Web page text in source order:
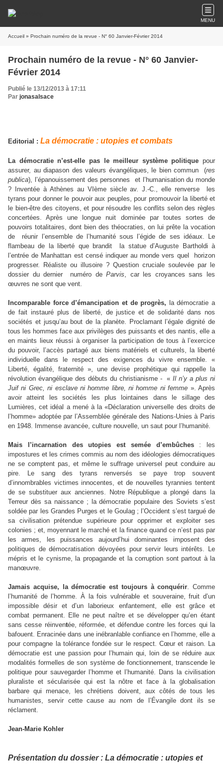
MENU
Accueil » Prochain numéro de la revue - N° 60 Janvier-Février 2014
Prochain numéro de la revue - N° 60 Janvier-
Février 2014
Publié le 13/12/2013 à 17:11
Par jonasalsace
Editorial : La démocratie : utopies et combats
La démocratie n’est-elle pas le meilleur système politique pour
assurer, au diapason des valeurs évangéliques, le bien commun
(res
publica), l’épanouissement des personnes
et l’humanisation du monde
? Inventée à Athènes au VIème siècle av. J.-C., elle renverse
les
tyrans pour donner le pouvoir aux peuples, pour promouvoir la liberté et
le bien-être des citoyens, et pour résoudre les conflits selon des règles
concertées. Après une longue nuit dominée par toutes sortes de
pouvoirs totalitaires, dont bien des théocraties, on lui prête la vocation
de
réunir l’ensemble de l’humanité sous l’égide de ses idéaux. Le
flambeau de la liberté que brandit
la statue d’Auguste Bartholdi à
l’entrée de Manhattan est censé indiquer au monde vers quel
horizon
progresser. Réaliste ou illusoire ? Question cruciale soulevée par le
dossier du dernier
numéro deParvis, car les croyances sans les
œuvres ne sont que vent.
Incomparable force d’émancipation et de progrès,
la démocratie a
de fait instauré plus de liberté, de justice et de solidarité dans nos
sociétés et jusqu’au bout de la planète. Proclamant l’égale dignité de
tous les hommes face aux privilèges des puissants et des nantis, elle a
en maints lieux réussi à organiser la participation de tous à l’exercice
du pouvoir, l’accès partagé aux biens matériels et culturels, la liberté
individuelle dans le respect des exigences du vivre ensemble. «
Liberté, égalité, fraternité », une devise prophétique qui rappelle la
révolution évangélique des débuts du christianisme -
«Il n’y a plus ni
Juif ni Grec, ni esclave ni homme libre, ni homme ni femme ». Après
avoir atteint les sociétés les plus lointaines dans le sillage des
Lumières, cet idéal a mené à la «Déclaration universelle des droits de
l’homme» adoptée par l’Assemblée générale des Nations-Unies à Paris
en 1948. Immense avancée, culture nouvelle, un saut pour l’humanité.
Mais l’incarnation des utopies est semée d’embûches
: les
impostures et les crimes commis au nom des idéologies démocratiques
ne se comptent pas, et même le suffrage universel peut conduire au
pire. Le sang des tyrans renversés se paye trop souvent
d’innombrables victimes innocentes, et de nouvelles tyrannies tentent
de se substituer aux anciennes. Notre République a plongé dans la
Terreur dès sa naissance ; la démocratie populaire des Soviets s’est
soldée par les Grandes Purges et le Goulag ; l’Occident s’est targué de
sa civilisation prétendue supérieure pour opprimer et exploiter ses
colonies ; et, moyennant le marché et la finance quand ce n’est pas par
les armes, les puissances aujourd’hui dominantes imposent des
politiques de démocratisation dévoyées pour servir leurs intérêts. Le
mépris et le cynisme, la propagande et la corruption sont partout à la
manœuvre.
Jamais acquise, la démocratie est toujours à conquérir. Comme
l’humanité de l’homme. À la fois vulnérable et souveraine, fruit d’un
impossible désir et d’un laborieux enfantement, elle est grâce et
combat permanent. Elle ne peut naître et se développer qu’en étant
sans cesse réinventée, réformée, et défendue contre les forces qui la
bafouent. Enracinée dans une inébranlable confiance en l’homme, elle a
pour compagne la tolérance fondée sur le respect. Cœur et raison. La
démocratie est une passion pour l’humain qui, loin de se réduire aux
modalités formelles de son système de fonctionnement, transcende le
politique pour sauvegarder l’homme et l’humanité. Dans la civilisation
pluraliste et sécularisée qui est la nôtre et face à la globalisation
barbare qui menace, les chrétiens doivent, aux côtés de tous les
humanistes, servir cette cause au nom de l’Évangile dont ils se
réclament.
Jean-Marie Kohler
Présentation du dossier : La démocratie : utopies et